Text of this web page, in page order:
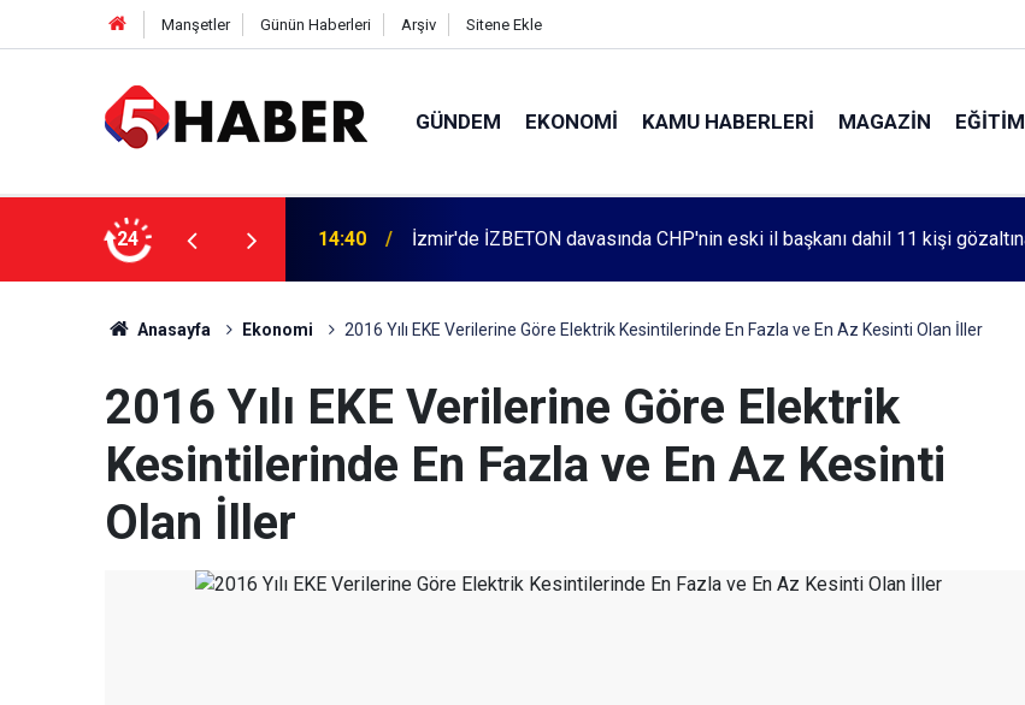
Manşetler Günün Haberleri Arşiv Sitene Ekle
GÜNDEM EKONOMI KAMU HABERLERI MAGAZIN EĞITIM
24
dahil 11 kişi gözaltına alındı 13:55 Cumartesi anneleri 1083. haftada Mehmet Özdemir için adalet aradı
Anasayfa Ekonomi 2016 Yılı EKE Verilerine Göre Elektrik Kesintilerinde En Fazla ve En Az Kesinti Olan İller
2016 Yılı EKE Verilerine Göre Elektrik
Kesintilerinde En Fazla ve En Az Kesinti
Olan İller